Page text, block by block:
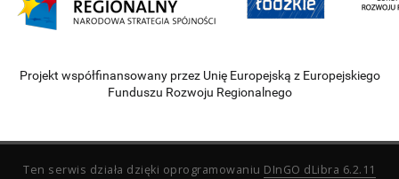
Projekt współfinansowany przez Unię Europejską z Europejskiego
Funduszu Rozwoju Regionalnego
Ten serwis działa dzięki oprogramowaniu DInGO dLibra 6.2.11